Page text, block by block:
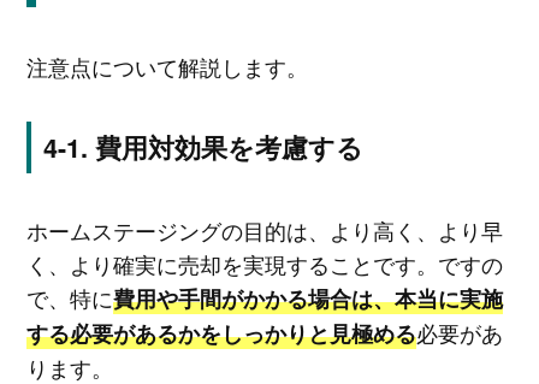
注意点について解説します。
費用対効果を考慮する
ホームステージングの目的は、より高く、より早
く、より確実に売却を実現することです。ですの
で、特に費用や手間がかかる場合は、本当に実施
する必要があるかをしっかりと見極める必要があ
ります。